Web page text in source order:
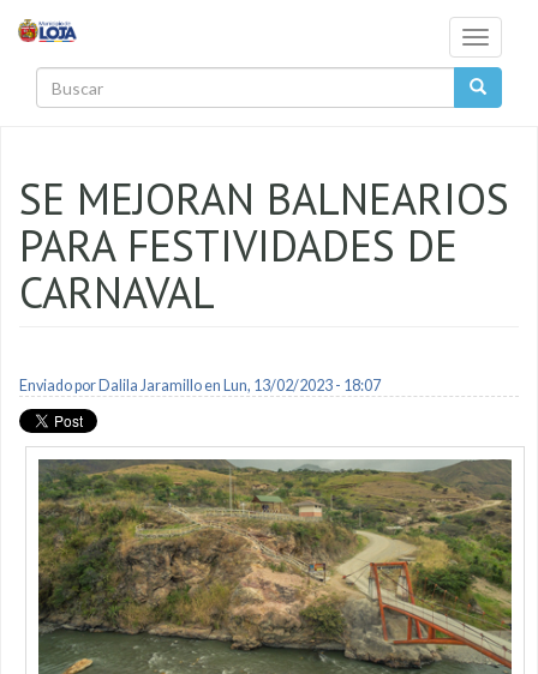
Toggle
SE MEJORAN BALNEARIOS
PARA FESTIVIDADES DE
CARNAVAL
Enviado por Dalila Jaramilloen Lun, 13/02/2023 - 18:07